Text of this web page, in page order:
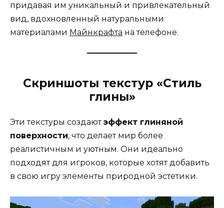
придавая им уникальный и привлекательный
вид, вдохновленный натуральными
материалами Майнкрафта на телефоне.
Скриншоты текстур «Стиль
глины»
Эти текстуры создаютэффект глиняной
поверхности, что делает мир более
реалистичным и уютным. Они идеально
подходят для игроков, которые хотят добавить
в свою игру элементы природной эстетики.